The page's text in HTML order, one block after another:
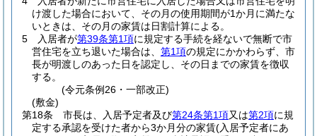
け渡した場合において、その月の使用期間が1か月に満たな
いときは、その月の家賃は日割計算による。
5
入居者が第39条第1項に規定する手続を経ないで無断で市
営住宅を立ち退いた場合は、 第1項の規定にかかわらず、市
長が明渡しのあった日を認定し、その日までの家賃を徴収
する。
(令元条例26・一部改正)
(敷金)
第18条
市長は、入居予定者及び第24条第1項又は第2項に規
定する承認を受けた者から3か月分の家賃(入居予定者にあ